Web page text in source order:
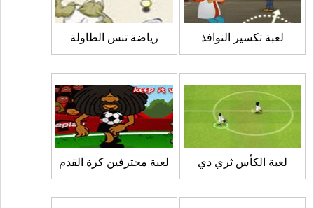
لعبة تكسير النوافذ رياضة تنس الطاولة
لعبة الكأس ثري دي لعبة محترفين كرة القدم